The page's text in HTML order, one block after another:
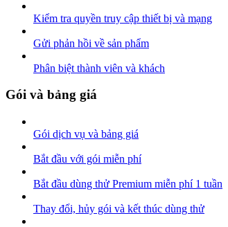
Kiểm tra quyền truy cập thiết bị và mạng
Gửi phản hồi về sản phẩm
Phân biệt thành viên và khách
Gói và bảng giá
Gói dịch vụ và bảng giá
Bắt đầu với gói miễn phí
Bắt đầu dùng thử Premium miễn phí 1 tuần
Thay đổi, hủy gói và kết thúc dùng thử